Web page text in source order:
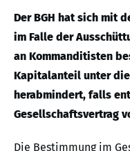
Der BGH hat sich mit
im Falle der
an Kommanditisten
Kapitalanteil unter
herabmindert, falls
Gesellschaftsvertrag
Die Bestimmung im